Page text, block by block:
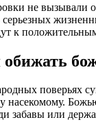
не вызывали
к
поверьях
насекомому.
забавы или